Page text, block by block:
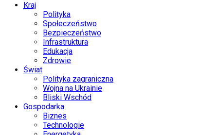
Kraj
Polityka
Społeczeństwo
Bezpieczeństwo
Infrastruktura
Edukacja
Zdrowie
Świat
Polityka zagraniczna
Wojna na Ukrainie
Bliski Wschód
Gospodarka
Biznes
Technologie